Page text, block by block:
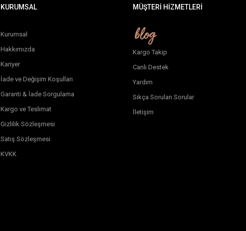
KURUMSAL
Kurumsal
Hakkımızda
Kariyer
İade ve Değişim Koşulları
Garanti & İade Sorgulama
Kargo ve Teslimat
Gizlilik Sözleşmesi
Satış Sözleşmesi
KVKK
MÜŞTERİ HİZMETLERİ
Kargo Takip
Canlı Destek
Yardım
Sıkça Sorulan Sorular
İletişim